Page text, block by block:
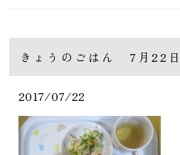
きょうのごはん 7月22日
2017/07/22